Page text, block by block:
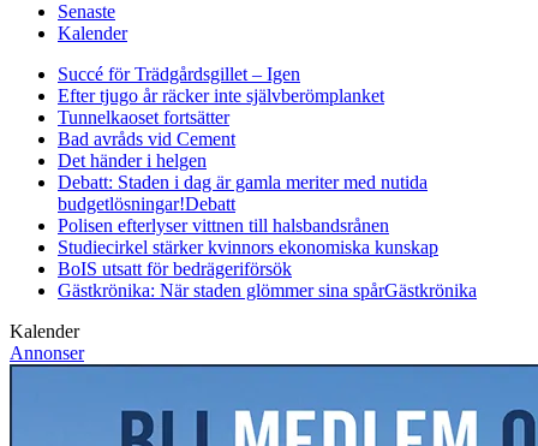
Senaste
Kalender
Succé för Trädgårdsgillet – Igen
Efter tjugo år räcker inte självberömplanket
Tunnelkaoset fortsätter
Bad avråds vid Cement
Det händer i helgen
Debatt: Staden i dag är gamla meriter med nutida
budgetlösningar!Debatt
Polisen efterlyser vittnen till halsbandsrånen
Studiecirkel stärker kvinnors ekonomiska kunskap
BoIS utsatt för bedrägeriförsök
Gästkrönika: När staden glömmer sina spårGästkrönika
Kalender
Annonser